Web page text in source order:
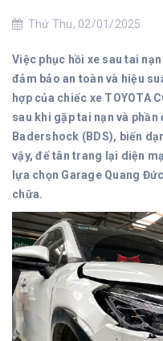
Thứ Thu, 02/01/2025
Việc phục hồi xe sau tai
đảm bảo an toàn và hiệu
hợp của chiếc xe TOYOTA
sau khi gặp tai nạn và
Badershock (BDS), biến
vậy, để tân trang lại diện
lựa chọn Garage Quang
chữa.